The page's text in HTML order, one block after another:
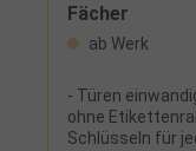
Fächer
ab Werk
- Türen
ohne
Schlüsseln für